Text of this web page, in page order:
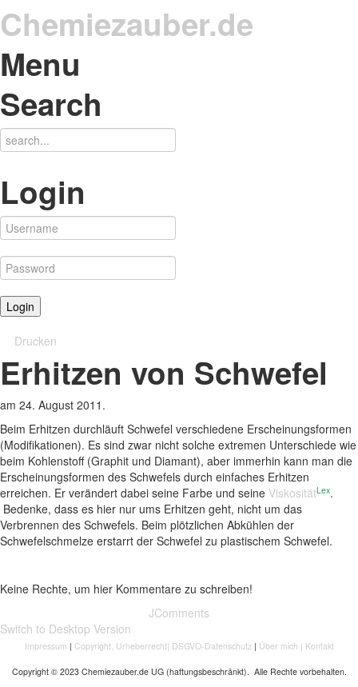
Chemiezauber.de
Menu
Search
Login
Drucken
Erhitzen von Schwefel
am 24. August 2011 .
Beim Erhitzen durchläuft Schwefel verschiedene Erscheinungsformen
(Modifikationen). Es sind zwar nicht solche extremen Unterschiede wie
beim Kohlenstoff (Graphit und Diamant), aber immerhin kann man die
Erscheinungsformen des Schwefels durch einfaches Erhitzen
erreichen. Er verändert dabei seine Farbe und seine ViskositätLex.
Bedenke, dass es hier nur ums Erhitzen geht, nicht um das
Verbrennen des Schwefels. Beim plötzlichen Abkühlen der
Schwefelschmelze erstarrt der Schwefel zu plastischem Schwefel.
Keine Rechte, um hier Kommentare zu schreiben!
JComments
Switch to Desktop Version
Impressum | Copyright, Urheberrecht| DSGVO-Datenschutz| Über mich | Kontakt
Copyright © 2023 Chemiezauber.de UG (haftungsbeschränkt). Alle Rechte vorbehalten.